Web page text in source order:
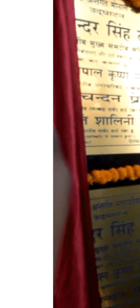
पर
फहराया
तिरंगा